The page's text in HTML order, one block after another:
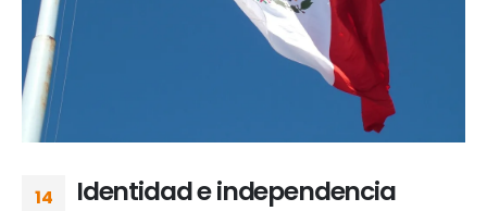
14 Identidad e independencia